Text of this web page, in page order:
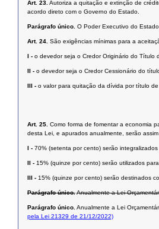
Art. 23.Autoriza a quitação e extinção de
acordo direto com o Governo do Estado.
Parágrafo único. O Poder Executivo do
Art. 24. São exigências mínimas para a
I - o devedor seja o Credor Originário do Título
II - o devedor seja o Credor Cessionário do
III - o valor para quitação da dívida por título
Art. 25. Como forma de fomentar a economia
desta Lei, e apurados anualmente, serão
I - 70% (setenta por cento) serão
II - 15% (quinze por cento) serão utilizados
III - 15% (quinze por cento) serão destinados
Parágrafo único.Anualmente a Lei
Parágrafo único.Anualmente a Lei
pela Lei 21329 de 21/12/2022)